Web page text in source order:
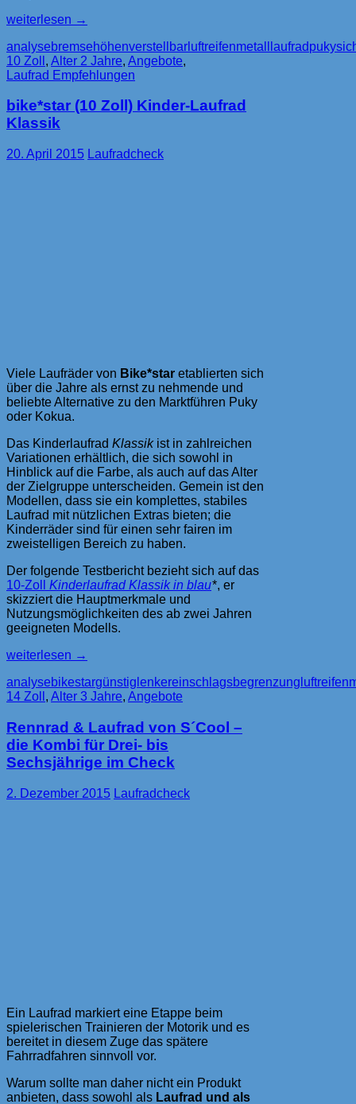
Kinderlaufrad
LR
RIDE
(Modell
in
schwarz)
im
Check
weiterlesen →
analysebremsehöhenverstellbar luftreifenmetalllaufradpuky
10 Zoll , Alter 2 Jahre, Angebote,
Laufrad Empfehlungen
bike*star (10 Zoll) Kinder-Laufrad
Klassik
20. April 2015 Laufradcheck
Viele Laufräder von Bike*star etablierten sich
über die Jahre als ernst zu nehmende und
beliebte Alternative zu den Marktführen Puky
oder Kokua.
Das Kinderlaufrad Klassik ist in zahlreichen
Variationen erhältlich, die sich sowohl in
Hinblick auf die Farbe, als auch auf das Alter
der Zielgruppe unterscheiden. Gemein ist den
Modellen, dass sie ein komplettes, stabiles
Laufrad mit nützlichen Extras bieten; die
Kinderräder sind für einen sehr fairen im
zweistelligen Bereich zu haben.
Der folgende Testbericht bezieht sich auf das
10-Zoll Kinderlaufrad Klassik in blau*, er
skizziert die Hauptmerkmale und
Nutzungsmöglichkeiten des ab zwei Jahren
geeigneten Modells.
bike*star
Zoll)
Kinder-
Klassik
weiterlesen →
analysebikestargünstig lenkereinschlagsbegrenzung luftreifen
14 Zoll , Alter 3 Jahre, Angebote
Rennrad & Laufrad von S´Cool –
die Kombi für Drei- bis
Sechsjährige im Check
2. Dezember 2015 Laufradcheck
Ein Laufrad markiert eine Etappe beim
spielerischen Trainieren der Motorik und es
bereitet in diesem Zuge das spätere
Fahrradfahren sinnvoll vor.
Warum sollte man daher nicht ein Produkt
anbieten, dass sowohl als Laufrad und als